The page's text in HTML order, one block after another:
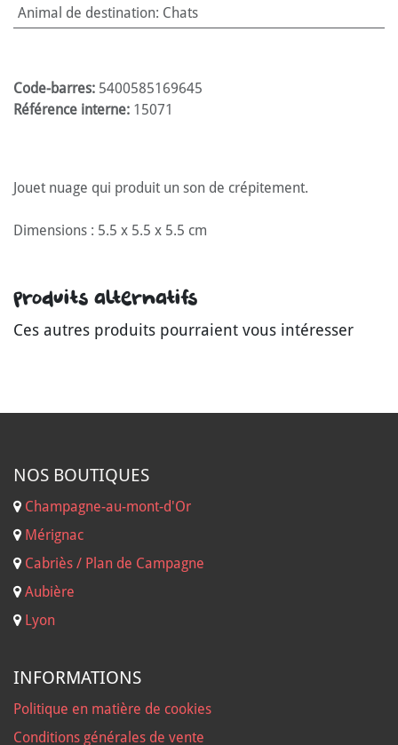
Animal de destination: Chats
Code-barres: 5400585169645
Référence interne: 15071
Jouet nuage qui produit un son de crépitement.
Dimensions : 5.5 x 5.5 x 5.5 cm
Produits alternatifs
Ces autres produits pourraient vous intéresser
NOS BOUTIQUES
Champagne-au-mont-d'Or
Mérignac
Cabriès / Plan de Campagne
Aubière
Lyon
INFORMATIONS
Politique en matière de cookies
Conditions générales de vente